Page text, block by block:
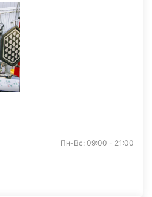
Пн-Вс: 09:00 - 21:00